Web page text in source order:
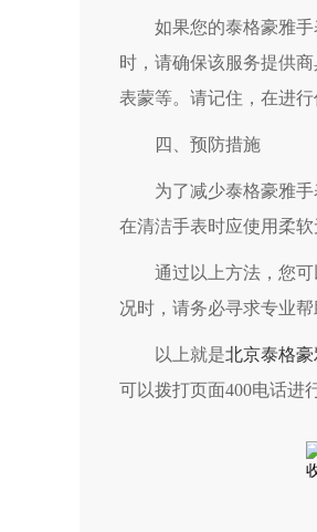
如果您的泰格豪雅手
时，请确保该服务提供
表蒙等。请记住，在进
四、预防措施
为了减少泰格豪雅手表
在清洁手表时应使用柔
通过以上方法，您可
况时，请务必寻求专业
以上就是北京泰格
可以拨打页面400电话进